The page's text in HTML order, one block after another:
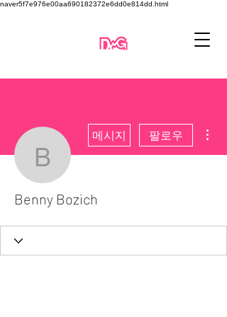
naver5f7e976e00aa690182372e6dd0e814dd.html
Benny Bozich
메시지 팔로우
Benny Bozich